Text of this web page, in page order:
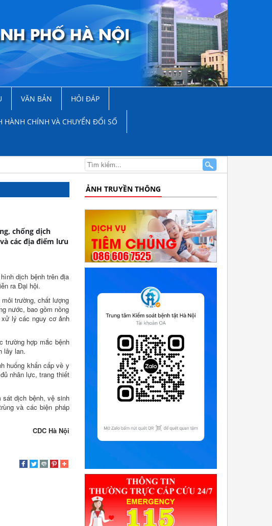
VĂN BẢN HỎI ĐÁP
HÀNH CHÍNH VÀ CHUYỂN ĐỔI SỐ
chống dịch
các địa điểm lưu
dịch bệnh trên địa
ra Đại hội.
trường, chất lượng
nước, bao gồm nồng
lý các nguy cơ ảnh
trường hợp mắc bệnh
lây lan.
huống khẩn cấp về y
nhân lực, trang thiết
sát dịch bệnh, vệ sinh
và các biện pháp
CDC Hà Nội
ẢNH TRUYỀN THÔNG